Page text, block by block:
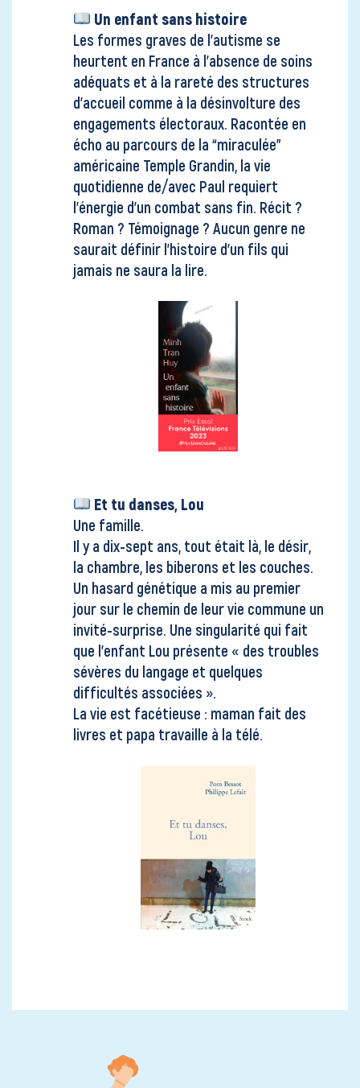
Un enfant sans histoire
Les formes graves de l’autisme se
heurtent en France à l’absence de soins
adéquats et à la rareté des structures
d’accueil comme à la désinvolture des
engagements électoraux. Racontée en
écho au parcours de la “miraculée”
américaine Temple Grandin, la vie
quotidienne de/avec Paul requiert
l’énergie d’un combat sans fin. Récit ?
Roman ? Témoignage ? Aucun genre ne
saurait définir l’histoire d’un fils qui
jamais ne saura la lire.
Et tu danses, Lou
Une famille.
Il y a dix-sept ans, tout était là, le désir,
la chambre, les biberons et les couches.
Un hasard génétique a mis au premier
jour sur le chemin de leur vie commune un
invité-surprise. Une singularité qui fait
que l’enfant Lou présente « des troubles
sévères du langage et quelques
difficultés associées ».
La vie est facétieuse : maman fait des
livres et papa travaille à la télé.